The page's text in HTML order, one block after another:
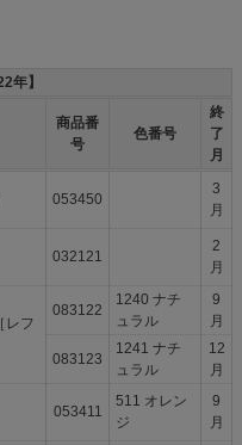
年】
商品番
号
色番号
終
了
月
053450
3
月
032121
2
月
レフ
083122
1240 ナチ
ュラル
9
月
083123
1241 ナチ
ュラル
12
月
053411
511 オレン
ジ
9
月